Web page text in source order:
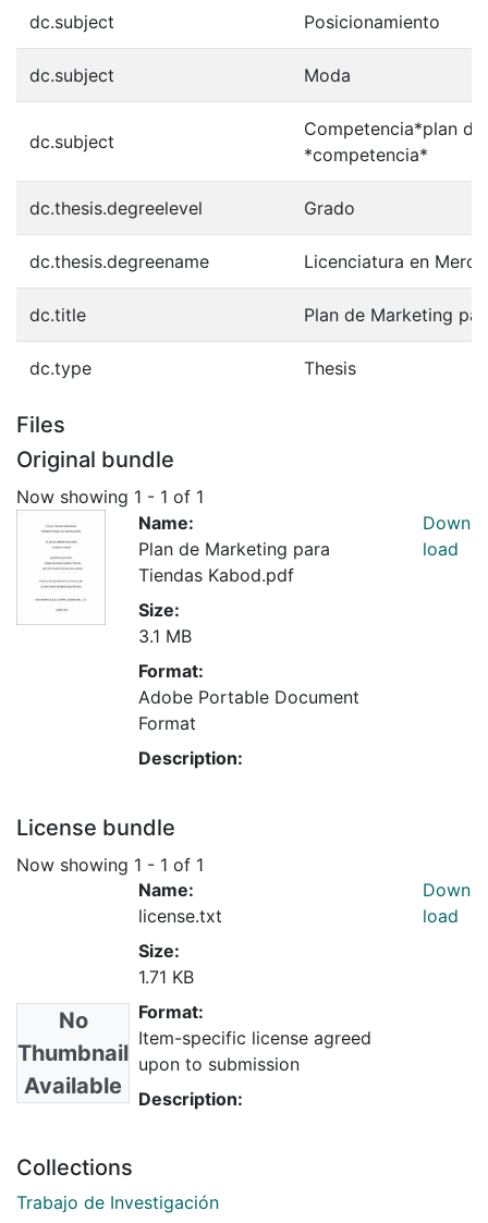
dc.subject Posicionamiento
dc.subject Moda
dc.subject
Competencia*plan
*competencia*
dc.thesis.degreelevel Grado
dc.thesis.degreename Licenciatura en
dc.title Plan de Marketing
dc.type Thesis
Files
Original bundle
Now showing 1 - 1 of 1
Name:
Plan de Marketing para
Tiendas Kabod.pdf
Size:
3.1 MB
Format:
Adobe Portable Document
Format
Description:
Down
load
License bundle
Now showing 1 - 1 of 1
No
Thumbnail
Available
Name:
license.txt
Size:
1.71 KB
Format:
Item-specific license agreed
upon to submission
Description:
Down
load
Collections
Trabajo de Investigación